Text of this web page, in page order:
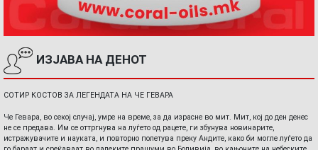
ИЗЈАВА НА ДЕНОТ
СОТИР КОСТОВ ЗА ЛЕГЕНДАТА НА ЧЕ ГЕВАРА
Че Гевара, во секој случај, умре на време, за да израсне во мит. Мит, кој до ден денес
не се предава. Им се оттргнува на луѓето од рацете, ги збунува новинарите,
истражувачите и науката, и повторно полетува преку Андите, како би могле луѓето да